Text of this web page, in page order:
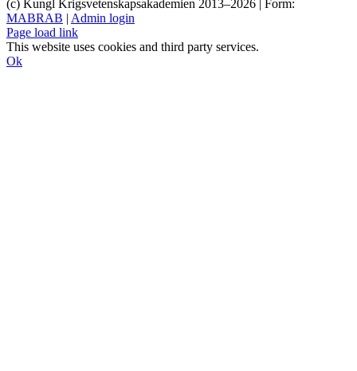
(c) Kungl Krigsvetenskapsakademien 2013–2026 | Form:
MABRAB | Admin login
Page load link
This website uses cookies and third party services.
Ok